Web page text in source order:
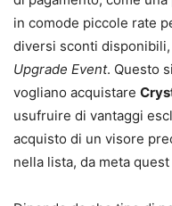
in comode piccole rate
diversi sconti
Upgrade Event. Questo
vogliano acquistare
usufruire di vantaggi
acquisto di un visore
nella lista, da meta quest